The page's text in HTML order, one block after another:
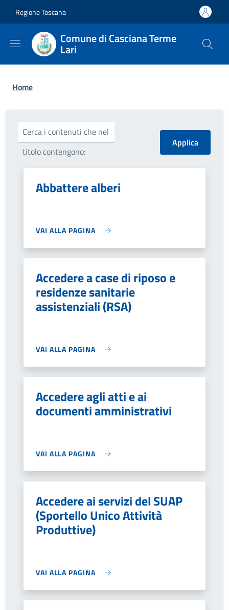
Regione Toscana
Comune di Casciana Terme
Lari
Briciole di pane
Home
Cerca i contenuti che nel
titolo contengono:
Abbattere alberi
VAI ALLA PAGINA
Accedere a case di riposo e
residenze sanitarie
assistenziali (RSA)
VAI ALLA PAGINA
Accedere agli atti e ai
documenti amministrativi
VAI ALLA PAGINA
Accedere ai servizi del SUAP
(Sportello Unico Attività
Produttive)
VAI ALLA PAGINA